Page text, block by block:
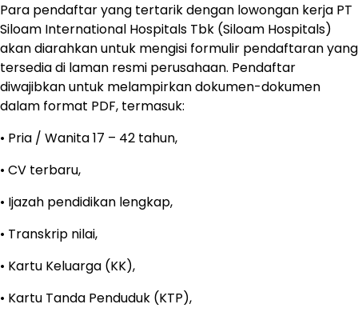
Para pendaftar yang tertarik dengan lowongan kerja PT
Siloam International Hospitals Tbk (Siloam Hospitals)
akan diarahkan untuk mengisi formulir pendaftaran yang
tersedia di laman resmi perusahaan. Pendaftar
diwajibkan untuk melampirkan dokumen-dokumen
dalam format PDF, termasuk:
• Pria / Wanita 17 – 42 tahun,
• CV terbaru,
• Ijazah pendidikan lengkap,
• Transkrip nilai,
• Kartu Keluarga (KK),
• Kartu Tanda Penduduk (KTP),